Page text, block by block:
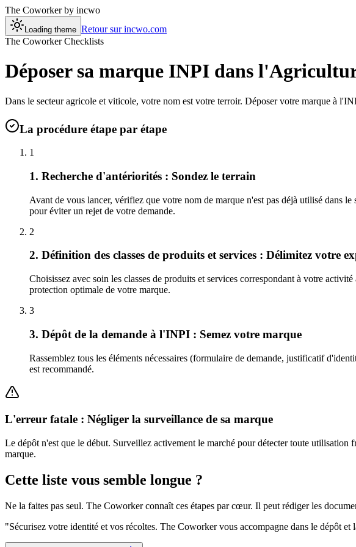
The Coworkerby incwo
Loading theme Retour sur incwo.com
The Coworker Checklists
Déposer sa marque INPI dans
Dans le secteur agricole et viticole, votre nom est votre terroir. Déposer votre marque à
La procédure étape par étape
1
1. Recherche d'antériorités : Sondez le terrain
Avant de vous lancer, vérifiez que votre nom de marque n'est pas déjà utilisé dans
pour éviter un rejet de votre demande.
2
2. Définition des classes de produits et services : Délimitez votre
Choisissez avec soin les classes de produits et services correspondant à votre
protection optimale de votre marque.
3
3. Dépôt de la demande à l'INPI : Semez votre marque
Rassemblez tous les éléments nécessaires (formulaire de demande, justificatif
est recommandé.
L'erreur fatale : Négliger la surveillance de sa marque
Le dépôt n'est que le début. Surveillez activement le marché pour détecter toute
marque.
Cette liste vous semble longue ?
Ne la faites pas seul. The Coworker connaît ces étapes par cœur. Il peut rédiger les
"Sécurisez votre identité et vos récoltes. The Coworker vous accompagne dans le dépôt